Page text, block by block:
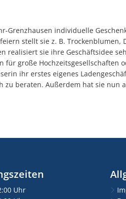
Grenzhausen individuelle
stellt sie z. B. Trockenblumen,
realisiert sie ihre Geschäftsidee
für große Hochzeitsgesellschaften
ihr erstes eigenes
beraten. Außerdem hat sie nun
Uhr